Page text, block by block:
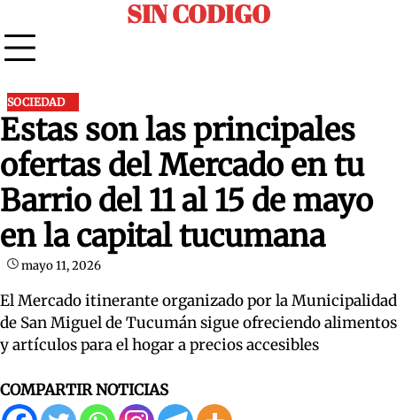
to
content
SIN CODIGO
SOCIEDAD
Estas son las principales
ofertas del Mercado en tu
Barrio del 11 al 15 de mayo
en la capital tucumana
mayo 11, 2026
El Mercado itinerante organizado por la Municipalidad
de San Miguel de Tucumán sigue ofreciendo alimentos
y artículos para el hogar a precios accesibles
COMPARTIR NOTICIAS